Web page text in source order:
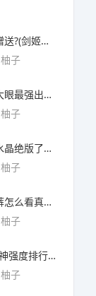
剑姬皮肤怎么赠送?(剑姬皮肤怎么赠送给别人)
柚子
云顶之弈虚空大眼最强出装?(云顶之弈虚空之眼出装)
柚子
传说对决传说水晶绝版了吗?(传说对决 传说水晶)
柚子
好奇金装成长裤怎么看真假?(好奇金装成长裤怎么看真假鉴别)
柚子
崩坏三5.5女武神强度排行?(崩坏三5.2女武神强度)
柚子